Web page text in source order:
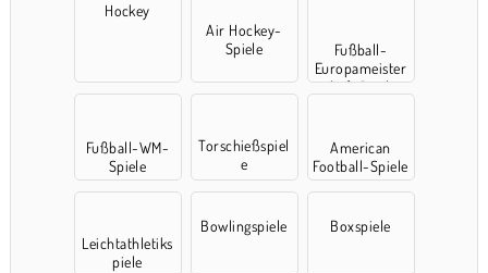
Hockey
Air Hockey-
Spiele
Fußball-
Europameister
schaft Spielen
Fußball-WM-
Spiele
Torschießspiel
e
American
Football-Spiele
Leichtathletiks
piele
Bowlingspiele Boxspiele